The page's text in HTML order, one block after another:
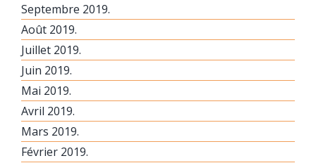
Septembre 2019.
Août 2019.
Juillet 2019.
Juin 2019.
Mai 2019.
Avril 2019.
Mars 2019.
Février 2019.